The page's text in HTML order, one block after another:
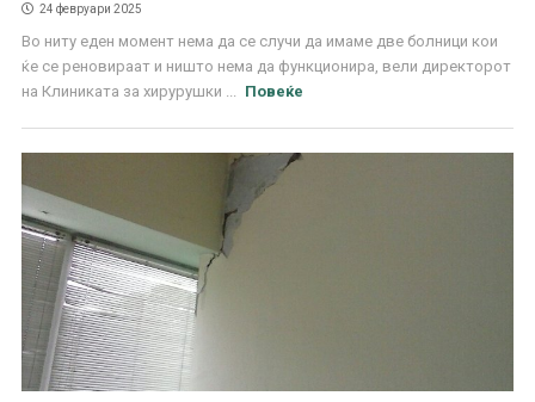
24 февруари 2025
Во ниту еден момент нема да се случи да имаме две болници кои
ќе се реновираат и ништо нема да функционира, вели директорот
на Клиниката за хирурушки ...
Повеќе